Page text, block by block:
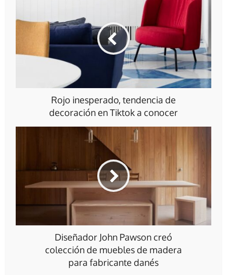
Rojo inesperado, tendencia de
decoración en Tiktok a conocer
Diseñador John Pawson creó
colección de muebles de madera
para fabricante danés